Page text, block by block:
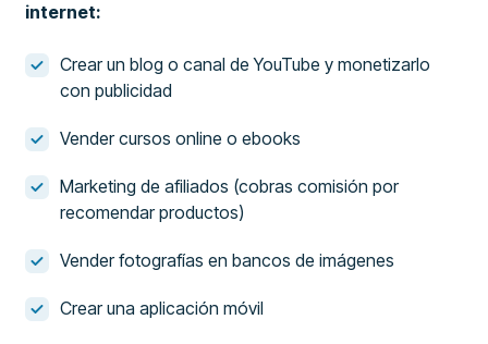
internet:
Crear un blog o canal de YouTube y monetizarlo
con publicidad
Vender cursos online o ebooks
Marketing de afiliados (cobras comisión por
recomendar productos)
Vender fotografías en bancos de imágenes
Crear una aplicación móvil